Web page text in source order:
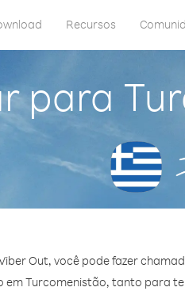
Recursos
para
Out, você pode fazer
em Turcomenistão, tanto para